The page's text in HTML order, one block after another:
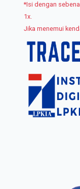
*Isi dengan
1x.
Jika menemui